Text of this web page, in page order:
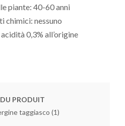
piante: 40-60 anni
chimici: nessuno
0,3% all’origine
PRODUIT
taggiasco (1)